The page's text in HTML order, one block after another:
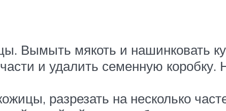
Вымыть мякоть и нашинковать
и удалить семенную
разрезать на несколько